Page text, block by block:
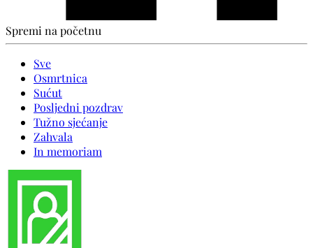
Spremi na početnu
Sve
Osmrtnica
Sućut
Posljedni pozdrav
Tužno sjećanje
Zahvala
In memoriam